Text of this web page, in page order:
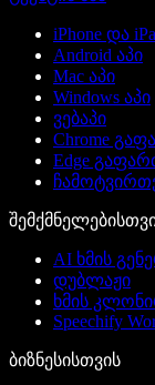
iPhone და
Android აპი
Mac აპი
Windows აპი
ვებაპი
Chrome
Edge
AI ხმის
დუბლაჟი
ხმის
Speechify
ბიზნესისთვის